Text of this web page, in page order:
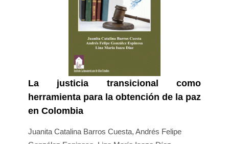
La justicia transicional como
herramienta para la obtención de la paz
en Colombia
Juanita Catalina Barros Cuesta, Andrés Felipe